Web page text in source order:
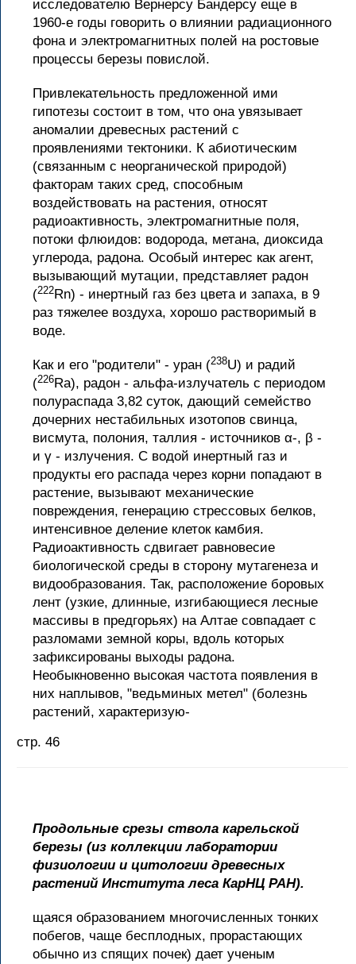
исследователю Вернерсу Бандерсу еще в
1960-е годы говорить о влиянии радиационного
фона и электромагнитных полей на ростовые
процессы березы повислой.
Привлекательность предложенной ими
гипотезы состоит в том, что она увязывает
аномалии древесных растений с
проявлениями тектоники. К абиотическим
(связанным с неорганической природой)
факторам таких сред, способным
воздействовать на растения, относят
радиоактивность, электромагнитные поля,
потоки флюидов: водорода, метана, диоксида
углерода, радона. Особый интерес как агент,
вызывающий мутации, представляет радон
(222Rn) - инертный газ без цвета и запаха, в 9
раз тяжелее воздуха, хорошо растворимый в
воде.
Как и его "родители" - уран (238U) и радий
(226Ra), радон - альфа-излучатель с периодом
полураспада 3,82 суток, дающий семейство
дочерних нестабильных изотопов свинца,
висмута, полония, таллия - источников α-, β -
и γ - излучения. С водой инертный газ и
продукты его распада через корни попадают в
растение, вызывают механические
повреждения, генерацию стрессовых белков,
интенсивное деление клеток камбия.
Радиоактивность сдвигает равновесие
биологической среды в сторону мутагенеза и
видообразования. Так, расположение боровых
лент (узкие, длинные, изгибающиеся лесные
массивы в предгорьях) на Алтае совпадает с
разломами земной коры, вдоль которых
зафиксированы выходы радона.
Необыкновенно высокая частота появления в
них наплывов, "ведьминых метел" (болезнь
растений, характеризую-
стр. 46
Продольные срезы ствола карельской
березы (из коллекции лаборатории
физиологии и цитологии древесных
растений Института леса КарНЦ РАН).
щаяся образованием многочисленных тонких
побегов, чаще бесплодных, прорастающих
обычно из спящих почек) дает ученым